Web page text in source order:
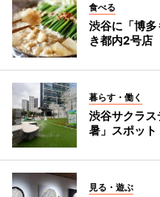
食べる
渋谷に「博
き都内2号店
暮らす・働く
渋谷サクラ
暑」スポット
見る・遊ぶ